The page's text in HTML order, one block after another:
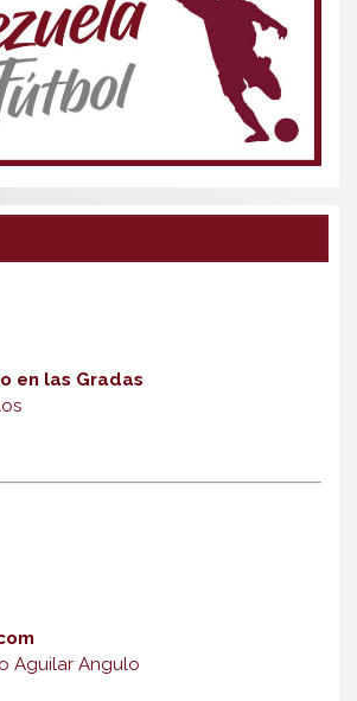
en las Gradas
Aguilar Angulo